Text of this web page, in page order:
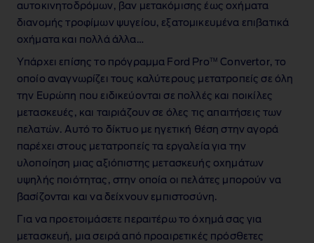
αυτοκινητοδρόμων, βαν μετακόμισης έως οχήματα
διανομής τροφίμων ψυγείου, εξατομικευμένα επιβατικά
οχήματα και πολλά άλλα…
Υπάρχει επίσης το πρόγραμμα Ford ProTM
Convertor, το
οποίο αναγνωρίζει τους καλύτερους μετατροπείς σε όλη
την Ευρώπη που ειδικεύονται σε πολλές και ποικίλες
μετασκευές, και ταιριάζουν σε όλες τις απαιτήσεις των
πελατών. Αυτό το δίκτυο με ηγετική θέση στην αγορά
παρέχει στους μετατροπείς τα εργαλεία για την
υλοποίηση μιας αξιόπιστης μετασκευής οχημάτων
υψηλής ποιότητας, στην οποία οι πελάτες μπορούν να
βασίζονται και να δείχνουν εμπιστοσύνη.
Για να προετοιμάσετε περαιτέρω το όχημά σας για
μετασκευή, μια σειρά από προαιρετικές πρόσθετες